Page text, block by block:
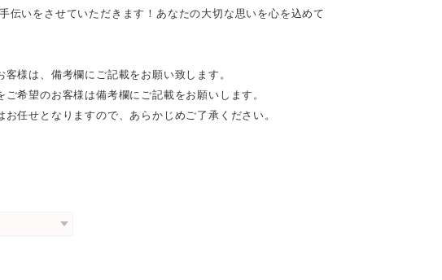
伝いをさせていただきます！あなたの大切な思いを心を込めて
様は、備考欄にご記載をお願い致します。
希望のお客様は備考欄にご記載をお願いします。
任せとなりますので、あらかじめご了承ください。